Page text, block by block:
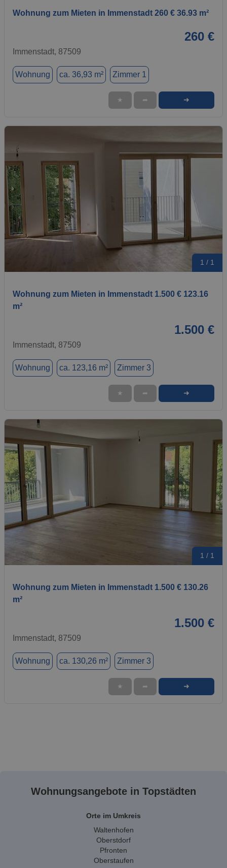
Wohnung zum Mieten in Immenstadt 260 € 36.93 m²
260 €
Immenstadt, 87509
Wohnung ca. 36,93 m² Zimmer 1
★ ➦ ➜
1 / 1
Wohnung zum Mieten in Immenstadt 1.500 € 123.16
m²
1.500 €
Immenstadt, 87509
Wohnung ca. 123,16 m² Zimmer 3
★ ➦ ➜
1 / 1
Wohnung zum Mieten in Immenstadt 1.500 € 130.26
m²
1.500 €
Immenstadt, 87509
Wohnung ca. 130,26 m² Zimmer 3
★ ➦ ➜
Wohnungsangebote in Topstädten
Orte im Umkreis
Waltenhofen
Oberstdorf
Pfronten
Oberstaufen